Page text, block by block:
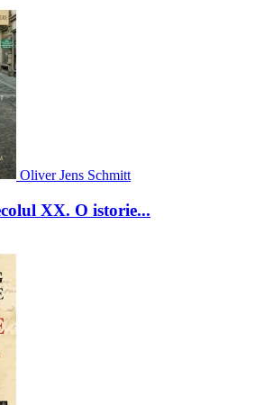
Oliver Jens Schmitt
XX. O istorie...